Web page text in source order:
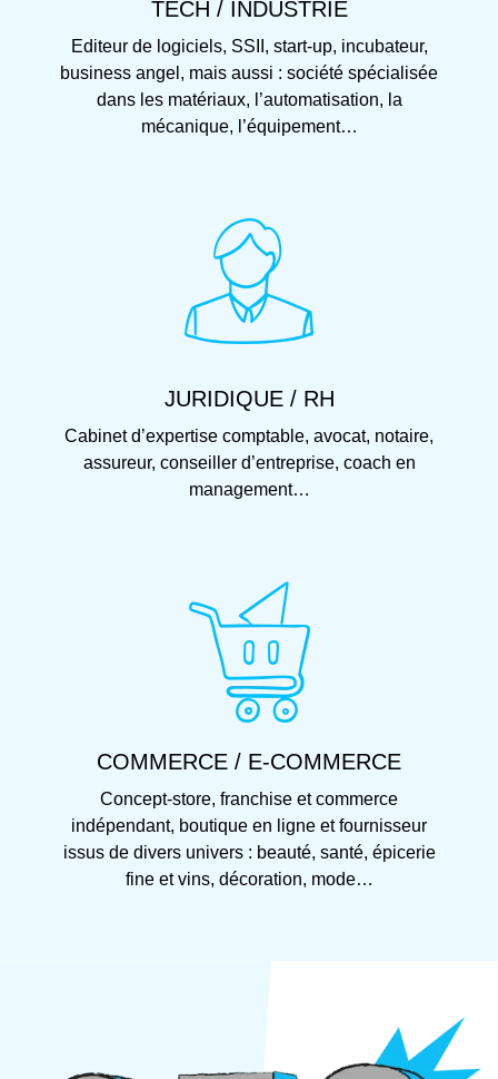
TECH / INDUSTRIE
Editeur de logiciels, SSII, start-up, incubateur,
business angel, mais aussi : société spécialisée
dans les matériaux, l’automatisation, la
mécanique, l’équipement…
JURIDIQUE / RH
Cabinet d’expertise comptable, avocat, notaire,
assureur, conseiller d’entreprise, coach en
management…
COMMERCE / E-COMMERCE
Concept-store, franchise et commerce
indépendant, boutique en ligne et fournisseur
issus de divers univers : beauté, santé, épicerie
fine et vins, décoration, mode…